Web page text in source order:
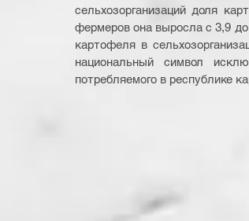
сельхозорганизаций доля
фермеров она выросла с 3,9
картофеля в
национальный символ
потребляемого в республике